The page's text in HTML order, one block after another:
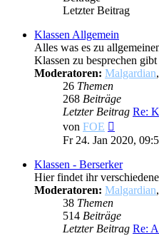
Letzter Beitrag
Klassen Allgemein
Alles was es zu
Klassen zu besprechen
Moderatoren: Malgardian,
26 Themen
268 Beiträge
Letzter Beitrag Re:
von FOE
Beitrag
Fr 24. Jan 2020,
Klassen - Berserker
Hier findet ihr
Moderatoren: Malgardian,
38 Themen
514 Beiträge
Letzter Beitrag Re: